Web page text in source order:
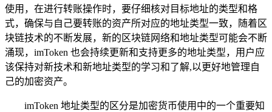
使用，在进行转账操作时，要仔细核对目标地址的类型和格
式，确保与自己要转账的资产所对应的地址类型一致，随着区
块链技术的不断发展，新的区块链网络和地址类型可能会不断
涌现，imToken 也会持续更新和支持更多的地址类型，用户应
该保持对新技术和新地址类型的学习和了解,以更好地管理自
己的加密资产。
imToken 地址类型的区分是加密货币使用中的一个重要知